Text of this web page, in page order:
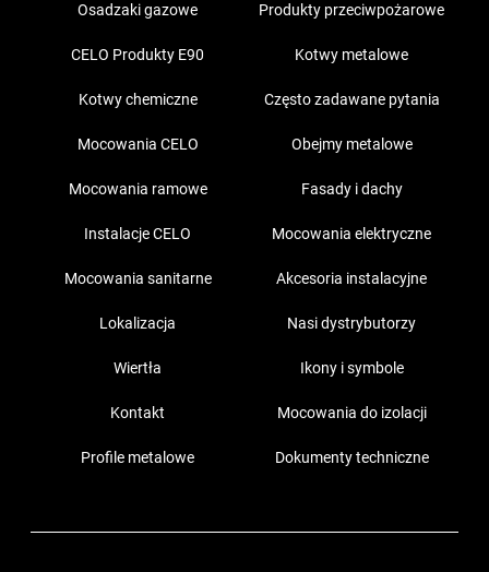
Osadzaki gazowe Produkty przeciwpożarowe
CELO Produkty E90 Kotwy metalowe
Kotwy chemiczne Często zadawane pytania
Mocowania CELO Obejmy metalowe
Mocowania ramowe Fasady i dachy
Instalacje CELO Mocowania elektryczne
Mocowania sanitarne Akcesoria instalacyjne
Lokalizacja Nasi dystrybutorzy
Wiertła Ikony i symbole
Kontakt Mocowania do izolacji
Profile metalowe Dokumenty techniczne